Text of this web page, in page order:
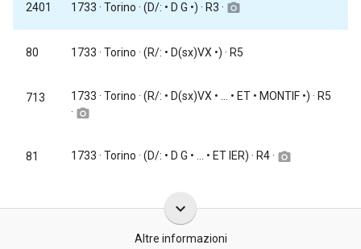
2401 1733 · Torino · (D/: • D G •) · R3 · camera_alt
80 1733 · Torino · (R/: • D(sx)VX •) · R5
713 1733 · Torino · (R/: • D(sx)VX • ... • ET • MONTIF •) · R5
· camera_alt
81 1733 · Torino · (D/: • D G • ... • ET IER) · R4 · camera_alt
keyboard_arrow_down
Altre informazioni